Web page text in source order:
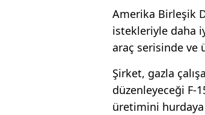
Amerika Birleşik
istekleriyle daha
araç serisinde ve
Şirket, gazla
düzenleyeceği F-
üretimini hurdaya